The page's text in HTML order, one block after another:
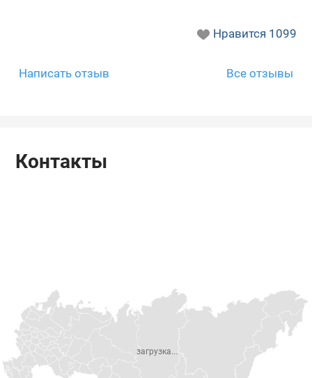
Нравится 1099
Написать отзыв Все отзывы
Контакты
загрузка...